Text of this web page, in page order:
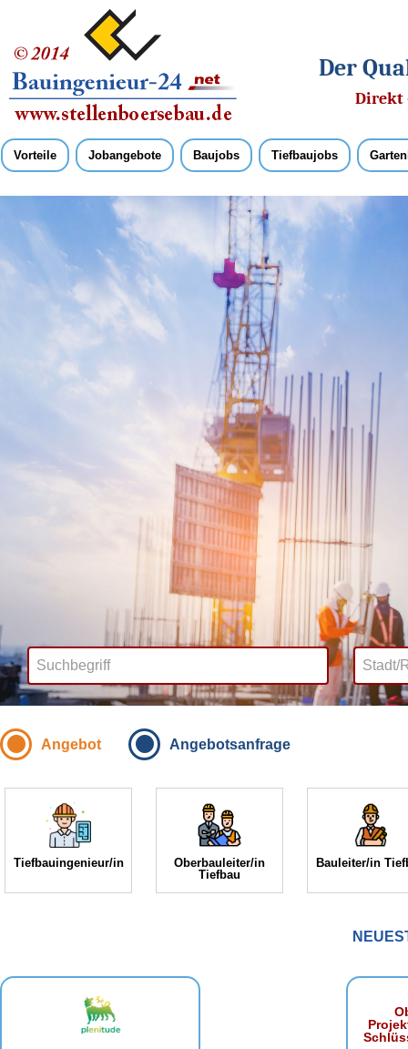
Der
Direkt
Vorteile Jobangebote Baujobs Tiefbaujobs
Angebot Angebotsanfrage
Tiefbauingenieur/in
Oberbauleiter/in
Tiefbau
Bauleiter/in